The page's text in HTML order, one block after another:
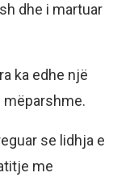
dhe i martuar
ka edhe një
mëparshme.
se lidhja e
me